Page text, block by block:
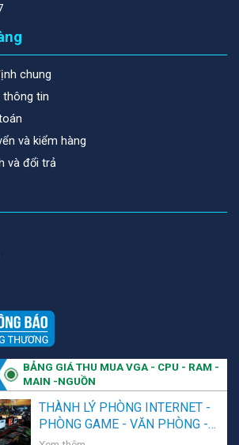
chung
thông tin
và kiểm hàng
và đổi trả
BẢNG GIÁ THU MUA VGA - CPU - RAM -
MAIN -NGUỒN
THÀNH LÝ PHÒNG INTERNET -
PHÒNG GAME - VĂN PHÒNG -
NGƯỜI SỬ DỤNG CÓ NHU CẦU